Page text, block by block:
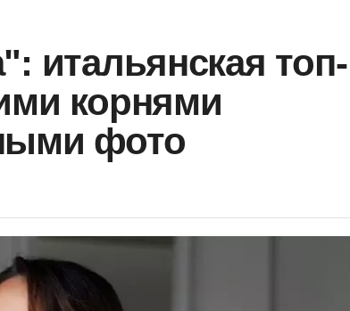
итальянская топ-
корнями
фото